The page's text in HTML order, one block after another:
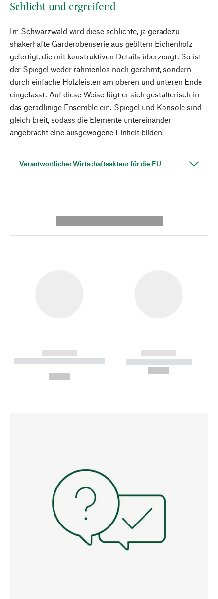
Schlicht und ergreifend
Im Schwarzwald wird diese schlichte, ja geradezu
shakerhafte Garderobenserie aus geöltem Eichenholz
gefertigt, die mit konstruktiven Details überzeugt. So ist
der Spiegel weder rahmenlos noch gerahmt, sondern
durch einfache Holzleisten am oberen und unteren Ende
eingefasst. Auf diese Weise fügt er sich gestalterisch in
das geradlinige Ensemble ein. Spiegel und Konsole sind
gleich breit, sodass die Elemente untereinander
angebracht eine ausgewogene Einheit bilden.
Verantwortlicher Wirtschaftsakteur für die EU
------------
----------- ----------- --------
------------
----------- -----------